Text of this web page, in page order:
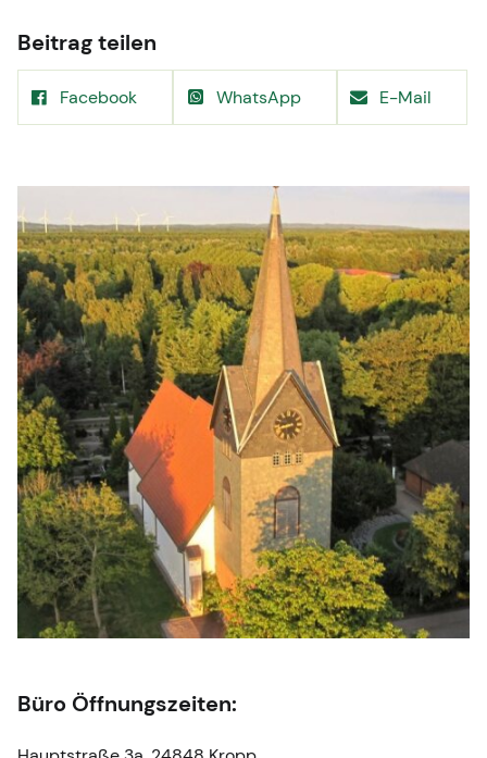
Beitrag teilen
Facebook WhatsApp E-Mail
Büro Öffnungszeiten: